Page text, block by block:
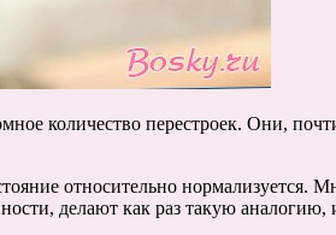
количество перестроек. Они,
относительно
делают как раз такую